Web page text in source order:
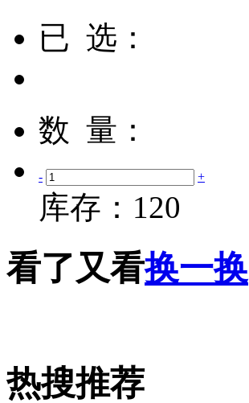
已 选：
数 量：
- +
库存： 120
看了又看换一换
热搜推荐